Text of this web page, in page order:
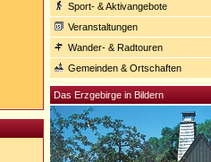
Sport- & Aktivangebote
Veranstaltungen
Wander- & Radtouren
Gemeinden & Ortschaften
Das Erzgebirge in Bildern